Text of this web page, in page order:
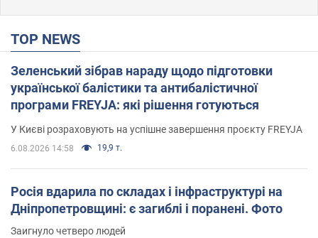
TOP NEWS
Зеленський зібрав нараду щодо підготовки
української балістики та антибалістичної
програми FREYJA: які рішення готуються
У Києві розраховують на успішне завершення проєкту FREYJA
6.08.2026 14:58 19,9 т.
Росія вдарила по складах і інфраструктурі на
Дніпропетровщині: є загиблі і поранені. Фото
Заигнуло четверо людей